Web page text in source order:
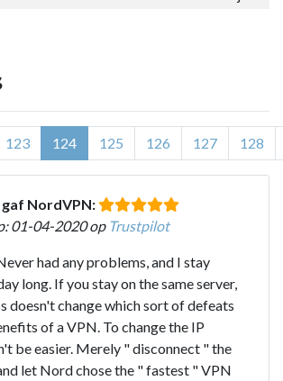
123 124 125 126 127 128
NordVPN:
01-04-2020 op Trustpilot
had any problems, and I stay
long. If you stay on the same server,
doesn't change which sort of defeats
of a VPN. To change the IP
be easier. Merely " disconnect " the
let Nord chose the " fastest " VPN